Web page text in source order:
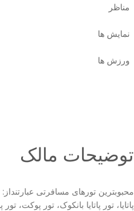
مناظر
نمایش ها
ورزش ها
توضیحات مالک
محبوبترین تورهای مسافرتی عبارتنداز:
پاتایا، تور پاتایا بانکوک، تور پوکت،